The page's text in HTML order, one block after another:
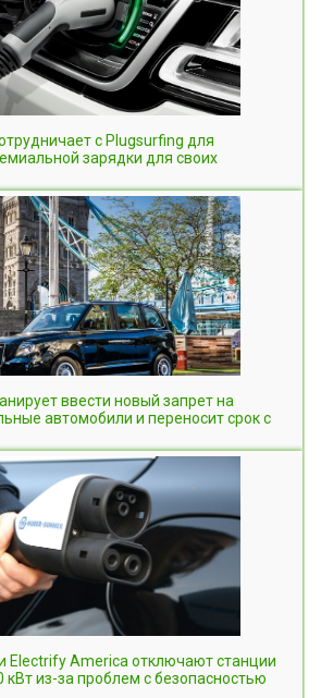
с Plugsurfing для
зарядки для своих
ввести новый запрет на
автомобили и переносит срок с
Electrify America отключают станции
из-за проблем с безопасностью